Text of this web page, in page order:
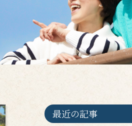
最近の記事